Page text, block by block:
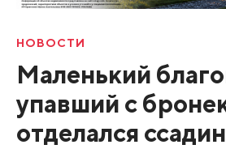
НОВОСТИ
Маленький
упавший с
отделался